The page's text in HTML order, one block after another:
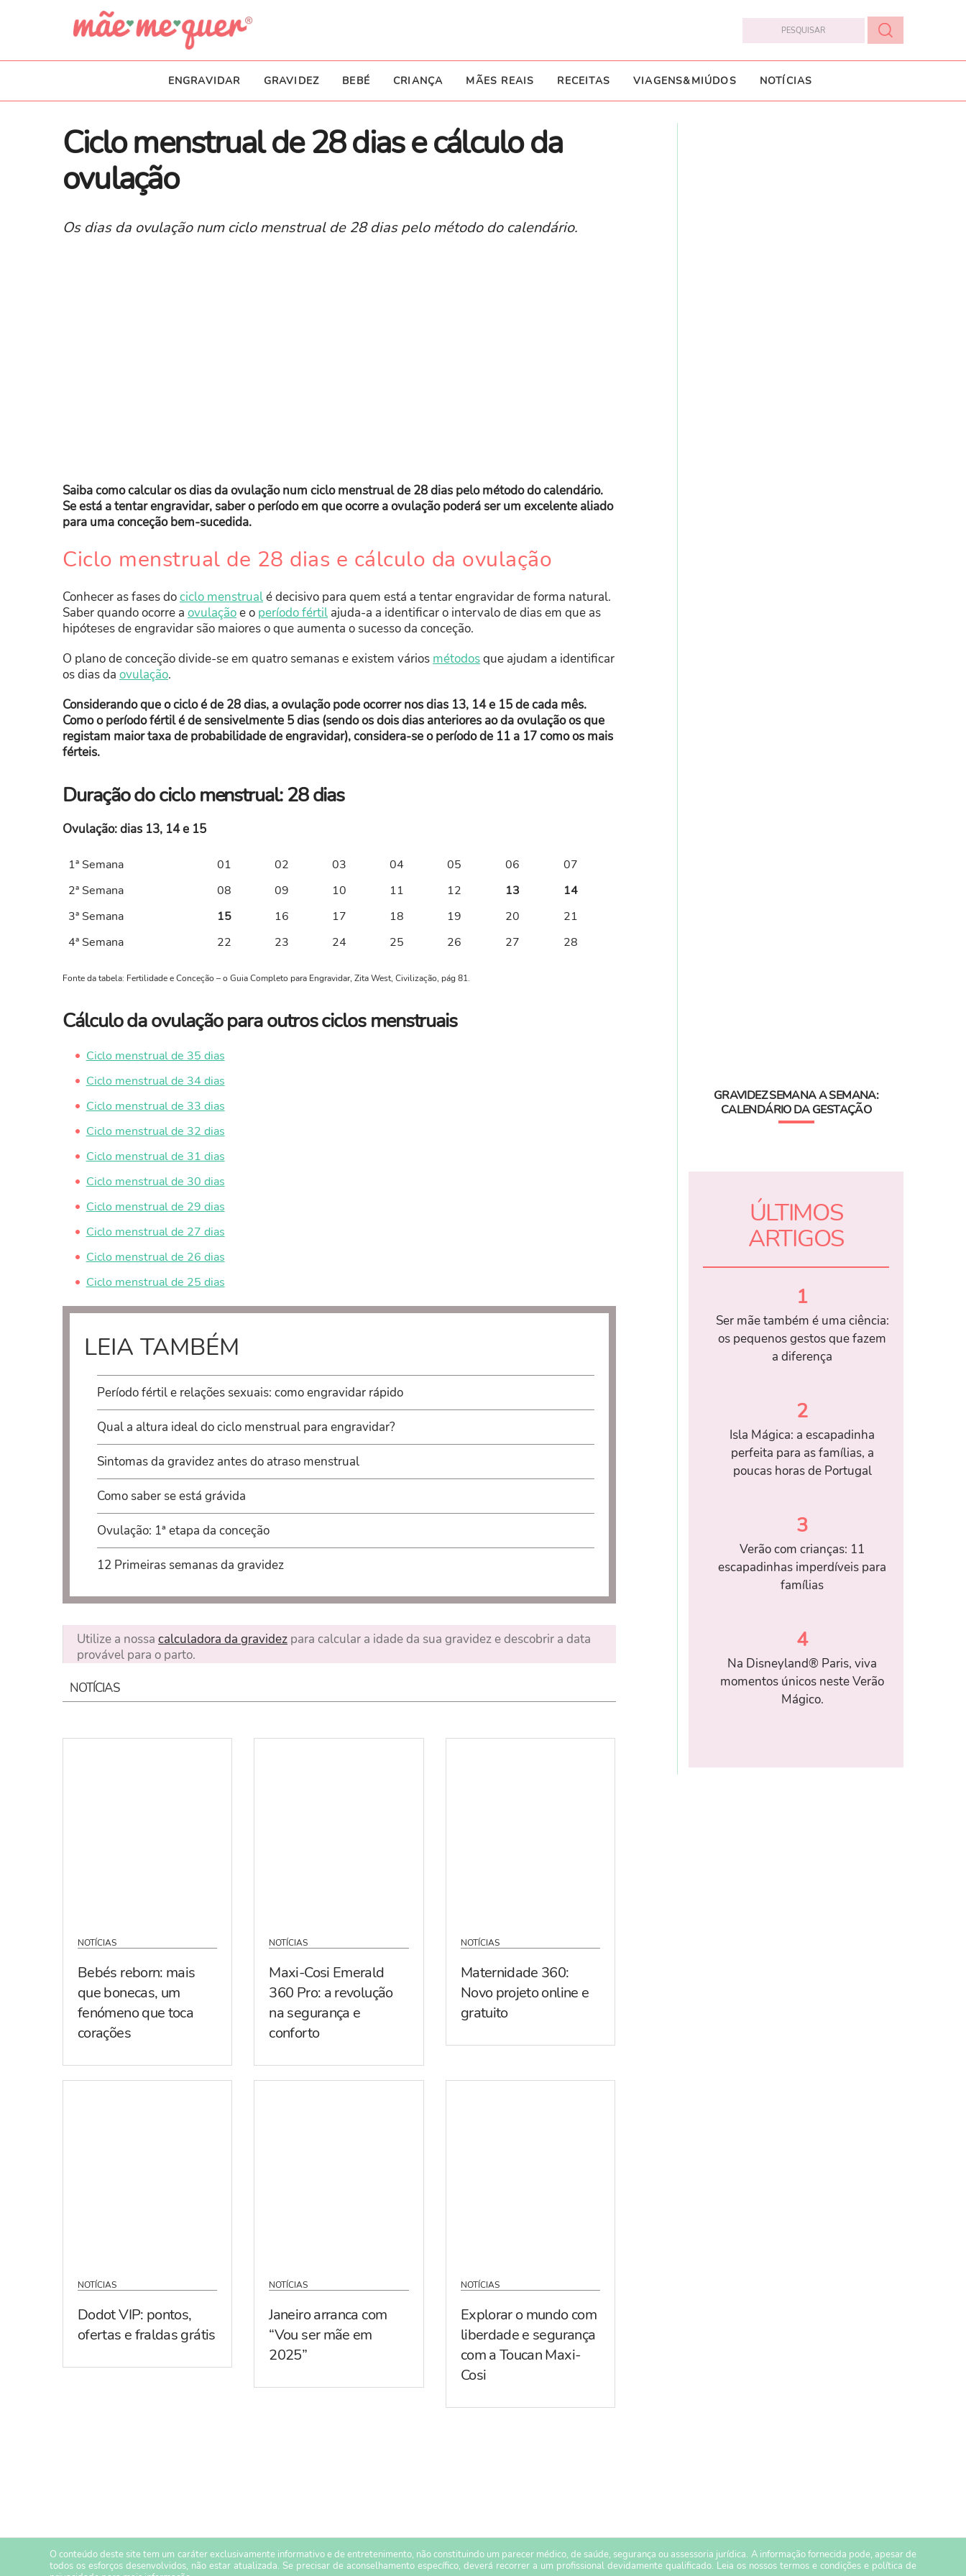
ENGRAVIDAR GRAVIDEZ BEBÉ CRIANÇA MÃES REAIS RECEITAS VIAGENS&MIÚDOS NOTÍCIAS
Ciclo menstrual de 28 dias e cálculo da
ovulação
Os dias da ovulação num ciclo menstrual de 28 dias pelo método do calendário.
Saiba como calcular os dias da ovulação num ciclo menstrual de 28 dias pelo método do calendário.
Se está a tentar engravidar, saber o período em que ocorre a ovulação poderá ser um excelente aliado
para uma conceção bem-sucedida.
Ciclo menstrual de 28 dias e cálculo da ovulação
Conhecer as fases dociclo menstrualé decisivo para quem está a tentar engravidar de forma natural.
Saber quando ocorre a ovulaçãoe o período fértil ajuda-a a identificar o intervalo de dias em que as
hipóteses de engravidar são maiores o que aumenta o sucesso da conceção.
O plano de conceção divide-se em quatro semanas e existem vários métodosque ajudam a identificar
os dias da ovulação.
Considerando que o ciclo é de 28 dias, a ovulação pode ocorrer nos dias 13, 14 e 15 de cada mês.
Como o período fértil é de sensivelmente 5 dias (sendo os dois dias anteriores ao da ovulação os que
registam maior taxa de probabilidade de engravidar), considera-se o período de 11 a 17 como os mais
férteis.
Duração do ciclo menstrual: 28 dias
Ovulação: dias 13, 14 e 15
1ª Semana 01 02 03 04 05 06
07
2ª Semana
08 09 10 11 12 13
14
3ª Semana
15 16 17 18 19 20
21
4ª Semana
22 23 24 25 26 27 28
Fonte da tabela: Fertilidade e Conceção – o Guia Completo para Engravidar, Zita West, Civilização, pág 81.
Cálculo da ovulação para outros ciclos menstruais
Ciclo menstrual de 35 dias
Ciclo menstrual de 34 dias
Ciclo menstrual de 33 dias
Ciclo menstrual de 32 dias
Ciclo menstrual de 31 dias
Ciclo menstrual de 30 dias
Ciclo menstrual de 29 dias
Ciclo menstrual de 27 dias
Ciclo menstrual de 26 dias
Ciclo menstrual de 25 dias
LEIA TAMBÉM
Período fértil e relações sexuais: como engravidar rápido
Qual a altura ideal do ciclo menstrual para engravidar?
Sintomas da gravidez antes do atraso menstrual
Como saber se está grávida
Ovulação: 1ª etapa da conceção
12 Primeiras semanas da gravidez
Utilize a nossa calculadora da gravidez para calcular a idade da sua gravidez e descobrir a data
provável para o parto.
NOTÍCIAS
NOTÍCIAS
Bebés reborn: mais
que bonecas, um
fenómeno que toca
corações
NOTÍCIAS
Maxi-Cosi Emerald
360 Pro: a revolução
na segurança e
conforto
NOTÍCIAS
Maternidade 360:
Novo projeto online e
gratuito
NOTÍCIAS
Dodot VIP: pontos,
ofertas e fraldas grátis
NOTÍCIAS
Janeiro arranca com
“Vou ser mãe em
2025”
NOTÍCIAS
Explorar o mundo com
liberdade e segurança
com a Toucan Maxi-
Cosi
GRAVIDEZ SEMANA A SEMANA:
CALENDÁRIO DA GESTAÇÃO
ÚLTIMOS
ARTIGOS
1
Ser mãe também é uma ciência:
os pequenos gestos que fazem
a diferença
2
Isla Mágica: a escapadinha
perfeita para as famílias, a
poucas horas de Portugal
3
Verão com crianças: 11
escapadinhas imperdíveis para
famílias
4
Na Disneyland® Paris, viva
momentos únicos neste Verão
Mágico.
O conteúdo deste site tem um caráter exclusivamente informativo e de entretenimento, não constituindo um parecer médico, de saúde, segurança ou assessoria jurídica. A informação fornecida pode, apesar de
todos os esforços desenvolvidos, não estar atualizada. Se precisar de aconselhamento específico, deverá recorrer a um profissional devidamente qualificado. Leia os nossos termos e condiçõese política de